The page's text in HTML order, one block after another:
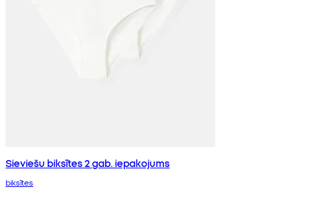
Sieviešu biksītes 2 gab. iepakojums
biksītes